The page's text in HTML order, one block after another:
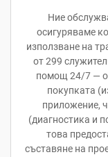
Ние
осигуряваме
използване на
от 299
помощ 24/7 —
покупката
приложение,
(диагностика и
това
съставяне на